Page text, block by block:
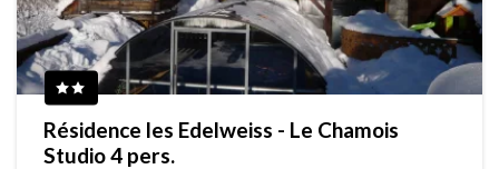
Résidence les Edelweiss - Le Chamois
Studio 4 pers.